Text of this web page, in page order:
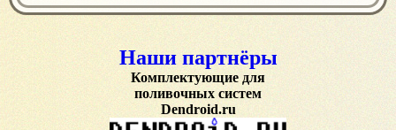
Наши партнёры
Комплектующие для
поливочных систем
Dendroid.ru